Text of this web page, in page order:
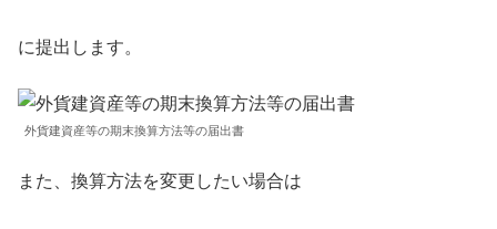
に提出します。
外貨建資産等の期末換算方法等の届出書
また、換算方法を変更したい場合は